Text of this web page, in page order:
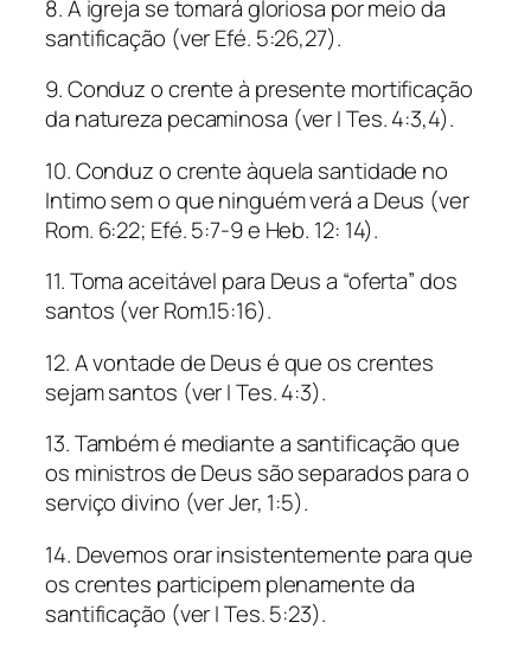
8. A igreja se tomará gloriosa por meio da
santificação (ver Efé. 5:26,27).
9. Conduz o crente à presente mortificação
da natureza pecaminosa (ver I Tes. 4:3,4).
10. Conduz o crente àquela santidade no
Intimo sem o que ninguém verá a Deus (ver
Rom. 6:22; Efé. 5:7-9 e Heb. 12: 14).
11. Toma aceitável para Deus a “oferta” dos
santos (ver Rom.15:16).
12. A vontade de Deus é que os crentes
sejam santos (ver I Tes. 4:3).
13. Também é mediante a santificação que
os ministros de Deus são separados para o
serviço divino (ver Jer, 1:5).
14. Devemos orar insistentemente para que
os crentes participem plenamente da
santificação (ver I Tes. 5:23).